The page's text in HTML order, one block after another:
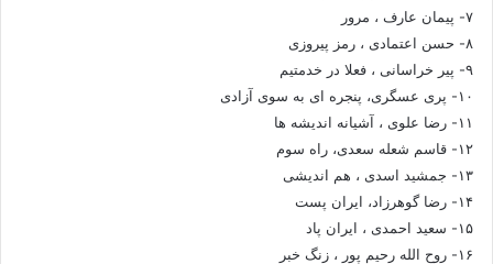
۷- پیمان عارف ، مرور
۸- حسن اعتمادی ، رمز پیروزی
۹- پیر خراسانی ، فعلا در خدمتیم
۱۰- پری عسگری، پنجره ای به سوی آزادی
۱۱- رضا علوی ، آشیانه اندیشه ها
۱۲- قاسم شعله سعدی، راه سوم
۱۳- جمشید اسدی ، هم اندیشی
۱۴- رضا گوهرزاد، ایران پست
۱۵- سعید احمدی ، ایران پاد
۱۶- روح الله رحیم پور ، زنگ خبر